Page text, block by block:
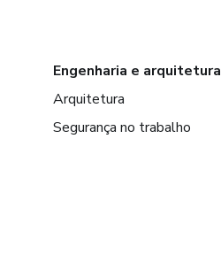
Engenharia e arquitetura
Arquitetura
Segurança no trabalho